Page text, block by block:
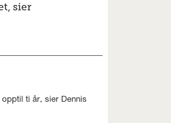
sier
ti år, sier Dennis